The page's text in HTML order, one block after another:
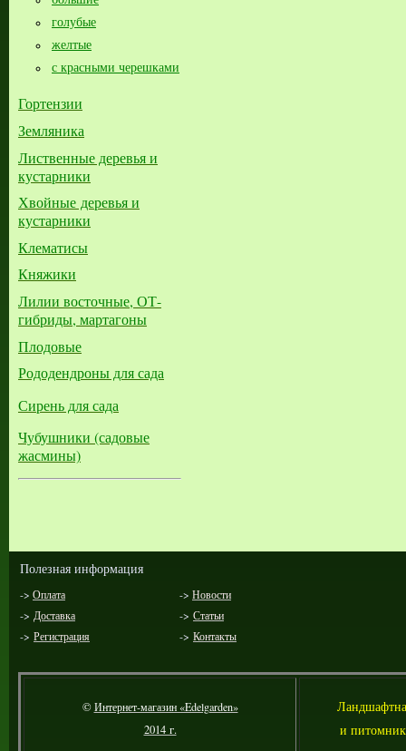
голубые
желтые
с красными черешками
Гортензии
Земляника
Лиственные деревья и
кустарники
Хвойные деревья и
кустарники
Клематисы
Княжики
Лилии восточные, ОТ-
гибриды, мартагоны
Плодовые
Рододендроны для сада
Сирень для сада
Чубушники (садовые
жасмины)
Полезная информация
-> Оплата -> Новости
-> Доставка -> Статьи
-> Регистрация -> Контакты
©Интернет-магазин «Edelgarden»
2014 г.
Л
и питомник